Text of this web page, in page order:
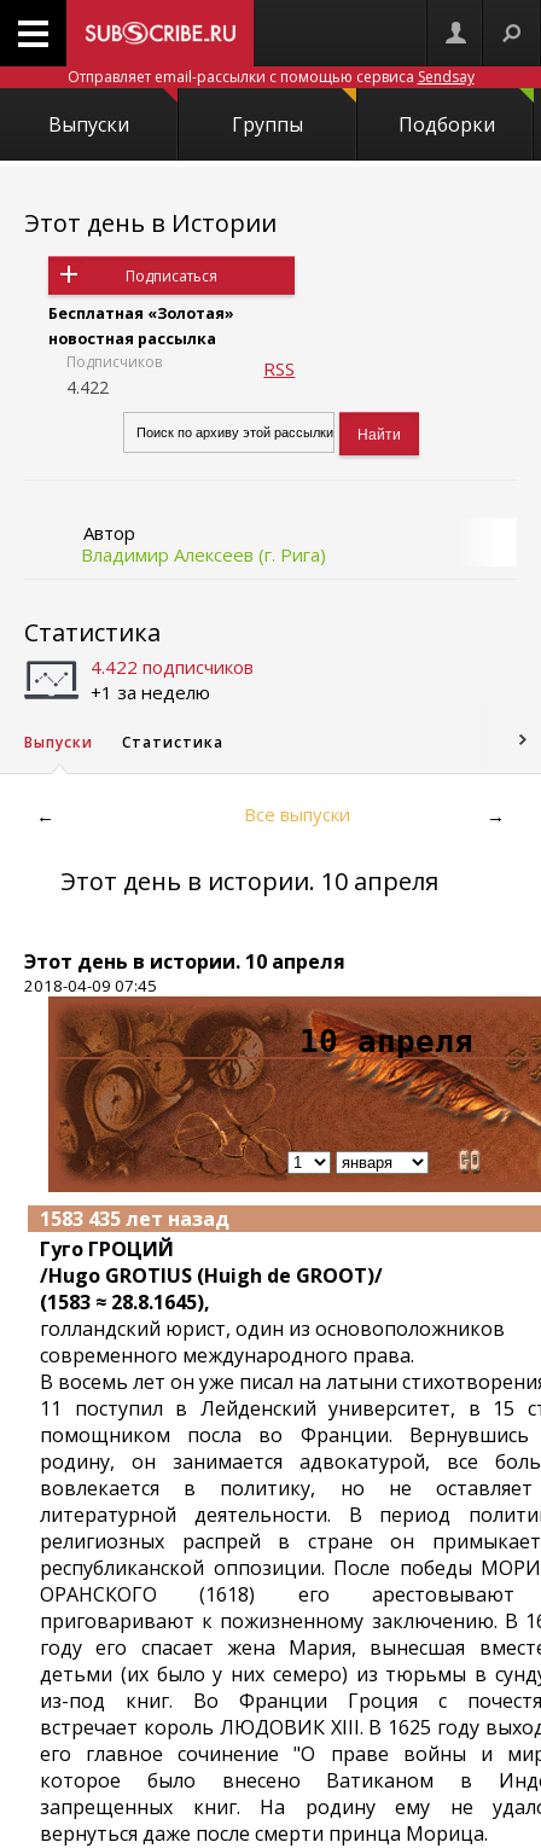
Отправляет email-рассылки с помощью сервиса Sendsay
Выпуски Группы Подборки
Этот день в Истории
Подписаться
Бесплатная «Золотая»
новостная рассылка
Подписчиков
4.422
RSS
Автор
Владимир Алексеев (г. Рига)
Статистика
4.422 подписчиков
+1 за неделю
Выпуски Статистика
← Все выпуски →
Этот день в истории. 10 апреля
Этот день в истории. 10 апреля
2018-04-09 07:45
10 апреля
1583 435 лет назад
Гуго ГРОЦИЙ
/Hugo GROTIUS (Huigh de GROOT)/
(1583 ≈ 28.8.1645),
голландский юрист, один из основоположников
современного международного права.
В восемь лет он уже писал на латыни
11 поступил в Лейденский университет, в 15
помощником посла во Франции. Вернувшись
родину, он занимается адвокатурой, все
вовлекается в политику, но не
литературной деятельности. В период
религиозных распрей в стране он
республиканской оппозиции. После победы
ОРАНСКОГО (1618) его
приговаривают к пожизненному заключению. В
году его спасает жена Мария, вынесшая
детьми (их было у них семеро) из тюрьмы в
из-под книг. Во Франции Гроция с
встречает король ЛЮДОВИК XIII. В 1625 году
его главное сочинение "О праве войны и
которое было внесено Ватиканом в
запрещенных книг. На родину ему не
вернуться даже после смерти принца Морица.